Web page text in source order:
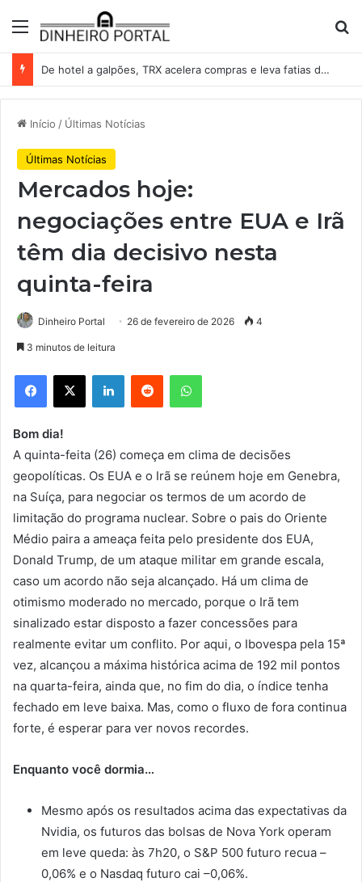
Menu
De hotel a galpões, TRX acelera compras e leva fatias de shoppings da Iguatemi por R$ 876 milhões
Início / Últimas Notícias
Últimas Notícias
Mercados hoje:
negociações entre EUA e Irã
têm dia decisivo nesta
quinta-feira
Dinheiro Portal 26 de fevereiro de 2026 4
3 minutos de leitura
Facebook
X LinkedinReddit WhatsApp
Bom dia!
A quinta-feita (26) começa em clima de decisões
geopolíticas. Os EUA e o Irã se reúnem hoje em Genebra,
na Suíça, para negociar os termos de um acordo de
limitação do programa nuclear. Sobre o pais do Oriente
Médio paira a ameaça feita pelo presidente dos EUA,
Donald Trump, de um ataque militar em grande escala,
caso um acordo não seja alcançado. Há um clima de
otimismo moderado no mercado, porque o Irã tem
sinalizado estar disposto a fazer concessões para
realmente evitar um conflito. Por aqui, o Ibovespa pela 15ª
vez, alcançou a máxima histórica acima de 192 mil pontos
na quarta-feira, ainda que, no fim do dia, o índice tenha
fechado em leve baixa. Mas, como o fluxo de fora continua
forte, é esperar para ver novos recordes.
Enquanto você dormia…
Mesmo após os resultados acima das expectativas da
Nvidia, os futuros das bolsas de Nova York operam
em leve queda: às 7h20, o S&P 500 futuro recua –
0,06% e o Nasdaq futuro cai –0,06%.